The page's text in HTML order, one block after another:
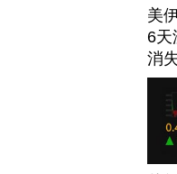
美
6天
消